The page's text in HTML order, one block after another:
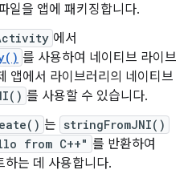
일을 앱에 패키징합니다.
에서
를 사용하여 네이티브 라이브
앱에서 라이브러리의 네이티브
를 사용할 수 있습니다.
는 stringFromJNI()
from C++" 를 반환하여
하는 데 사용합니다.